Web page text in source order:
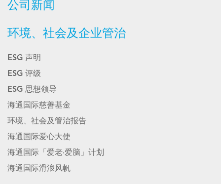
公司新闻
环境、社会及企业管治
ESG 声明
ESG 评级
ESG 思想领导
海通国际慈善基金
环境、社会及管治报告
海通国际爱心大使
海通国际「爱老‧爱脑」计划
海通国际滑浪风帆